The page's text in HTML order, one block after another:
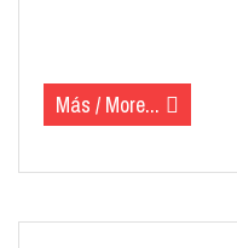
Más / More...